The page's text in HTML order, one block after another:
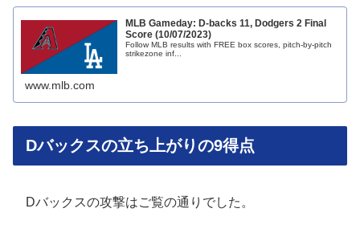
MLB Gameday: D-backs 11, Dodgers 2 Final
Score (10/07/2023)
Follow MLB results with FREE box scores, pitch-by-pitch
strikezone inf...
www.mlb.com
Dバックスの立ち上がりの9得点
Dバックスの攻撃はご覧の通りでした。